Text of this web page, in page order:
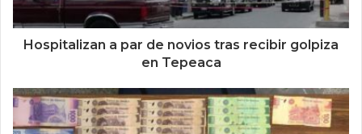
Hospitalizan a par de novios tras recibir golpiza
en Tepeaca